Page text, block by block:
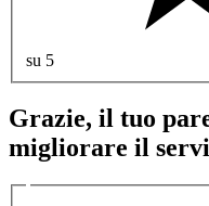
su 5
Grazie, il tuo
migliorare il